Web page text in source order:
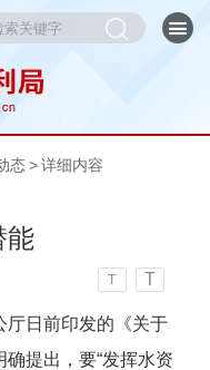
态 > 详细内容
能
T T
厅日前印发的《关于
提出，要“发挥水资